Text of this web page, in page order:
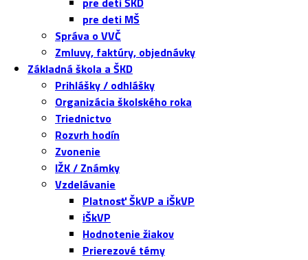
pre deti MŠ
Správa o VVČ
Zmluvy, faktúry, objednávky
Základná škola a ŠKD
Prihlášky / odhlášky
Organizácia školského roka
Triednictvo
Rozvrh hodín
Zvonenie
IŽK / Známky
Vzdelávanie
Platnosť ŠkVP a iŠkVP
iŠkVP
Hodnotenie žiakov
Prierezové témy